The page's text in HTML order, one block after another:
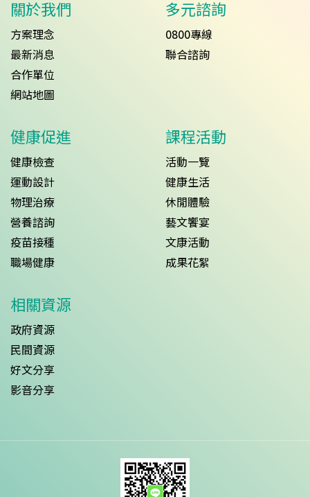
關於我們
方案理念
最新消息
合作單位
網站地圖
多元諮詢
0800專線
聯合諮詢
健康促進
健康檢查
運動設計
物理治療
營養諮詢
疫苗接種
職場健康
課程活動
活動一覽
健康生活
休閒體驗
藝文饗宴
文康活動
成果花絮
相關資源
政府資源
民間資源
好文分享
影音分享